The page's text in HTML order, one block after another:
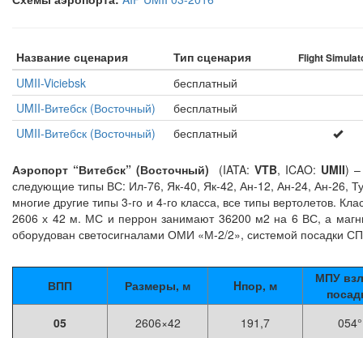
Название сценария Тип сценария Flight
UMII-Viciebsk
бесплатный
UMII-Витебск (Восточный)
бесплатный
UMII-Витебск (Восточный)
бесплатный
Аэропорт “Витебск” (Восточный) (IATA:VTB, ICAO: UMII) –
следующие типы ВС: Ил-76, Як-40, Як-42, Ан-12, Ан-24, Ан-26,
многие другие типы 3-го и 4-го класса, все типы вертолетов.
2606 х 42 м. МС и перрон занимают 36200 м2 на 6 ВС, а
оборудован светосигналами ОМИ «М-2/2», системой посадки
ВПП Размеры, м Hпор, м
МПУ
05
2606×42 191,7 054°